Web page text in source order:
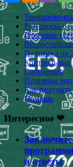
Разговоры о
Итоговое
Подписка на
Контрольные
Сочинения
Полезные
Как получить
Помощь
Интересное ❤
и ответы